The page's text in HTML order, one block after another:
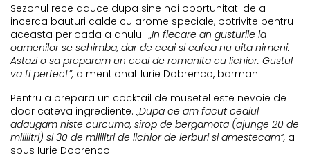
Sezonul rece aduce dupa sine noi oportunitati de a
incerca bauturi calde cu arome speciale, potrivite pentru
aceasta perioada a anului. „In fiecare an gusturile la
oamenilor se schimba, dar de ceai si cafea nu uita nimeni.
Astazi o sa preparam un ceai de romanita cu lichior. Gustul
va fi perfect”, a mentionat Iurie Dobrenco, barman.
Pentru a prepara un cocktail de musetel este nevoie de
doar cateva ingrediente. „Dupa ce am facut ceaiul
adaugam niste curcuma, sirop de bergamota (ajunge 20 de
mililitri) si 30 de mililitri de lichior de ierburi si amestecam”, a
spus Iurie Dobrenco.